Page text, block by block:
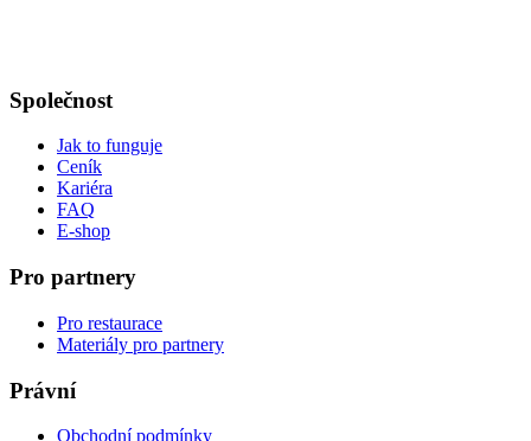
Společnost
Jak to funguje
Ceník
Kariéra
FAQ
E-shop
Pro partnery
Pro restaurace
Materiály pro partnery
Právní
Obchodní podmínky